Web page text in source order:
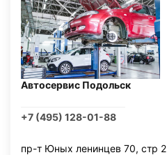
Автосервис Подольск
+7 (495) 128-01-88
пр-т Юных ленинцев 70, стр 2